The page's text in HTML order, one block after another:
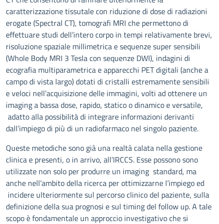
caratterizzazione tissutale con riduzione di dose di radiazioni
erogate (Spectral CT), tomografi MRI che permettono di
effettuare studi dell’intero corpo in tempi relativamente brevi,
risoluzione spaziale millimetrica e sequenze super sensibili
(Whole Body MRI 3 Tesla con sequenze DWI), indagini di
ecografia multiparametrica e apparecchi PET digitali (anche a
campo di vista largo) dotati di cristalli estremamente sensibili
e veloci nell’acquisizione delle immagini, volti ad ottenere un
imaging a bassa dose, rapido, statico o dinamico e versatile,
adatto alla possibilità di integrare informazioni derivanti
dall’impiego di più di un radiofarmaco nel singolo paziente.
Queste metodiche sono già una realtà calata nella gestione
clinica e presenti, o in arrivo, all’IRCCS. Esse possono sono
utilizzate non solo per produrre un imaging standard, ma
anche nell’ambito della ricerca per ottimizzarne l’impiego ed
incidere ulteriormente sul percorso clinico del paziente, sulla
definizione della sua prognosi e sul timing del follow up. A tale
scopo è fondamentale un approccio investigativo che si